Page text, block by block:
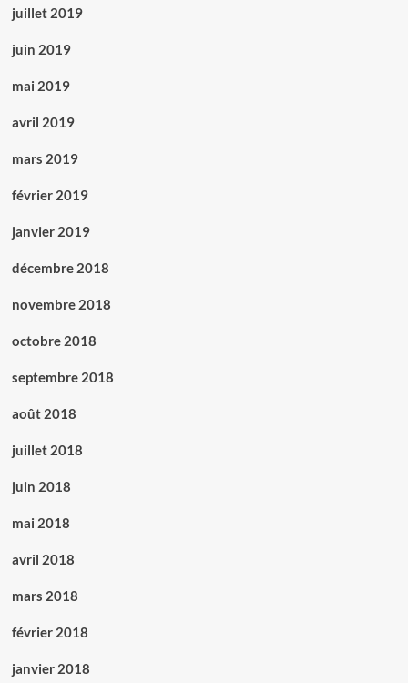
juillet 2019
juin 2019
mai 2019
avril 2019
mars 2019
février 2019
janvier 2019
décembre 2018
novembre 2018
octobre 2018
septembre 2018
août 2018
juillet 2018
juin 2018
mai 2018
avril 2018
mars 2018
février 2018
janvier 2018